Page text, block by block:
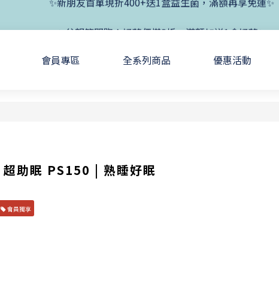
✨父親節開跑！好菌任搭8折，滿額加送1盒好菌✨
✨新朋友首單現折400+送1盒益生菌，滿額再享免運✨
會員專區 全系列商品 優惠活動
超助眠 PS150 | 熟睡好眠
會員獨享